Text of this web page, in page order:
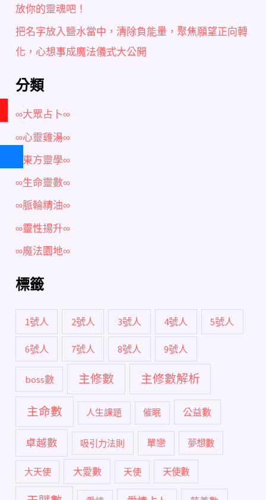
放你的靈魂吧！
把名字放入鹽水當中，清除負能量，聚焦願望正向轉
化，心想事成魔法儀式大公開
分類
∞大眾占卜∞
∞心靈雞湯∞
∞東方靈學∞
∞生命靈數∞
∞脈輪精油∞
∞靈性揚升∞
∞魔法園地∞
標籤
1號人 2號人 3號人 4號人 5號人
6號人 7號人 8號人 9號人
boss數 主修數 主修數解析
主命數 人生課題 催眠 公益數
卓越數 吸引力法則 單戀 夢想數
大天使 大愛數 天使 天使數